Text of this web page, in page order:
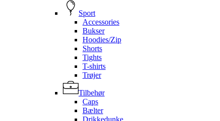
Sport
Accessories
Bukser
Hoodies/Zip
Shorts
Tights
T-shirts
Trøjer
Tilbehør
Caps
Bælter
Drikkedunke